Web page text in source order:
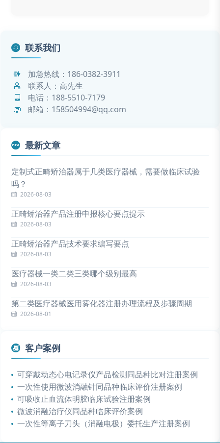
联系我们
加急热线： 186-0382-3911
联系人：高先生
电话： 188-5510-7179
邮箱：158504994@qq.com
最新文章
定制式正畸矫治器属于几类医疗器械，需要做临床试验
吗？
2026-08-03
正畸矫治器产品注册申报核心要点提示
2026-08-03
正畸矫治器产品技术要求编写要点
2026-08-03
医疗器械一类二类三类哪个级别最高
2026-08-03
第二类医疗器械医用雾化器注册办理流程及步骤周期
2026-08-01
客户案例
可穿戴动态心电记录仪产品检测同品种比对注册案例
一次性使用微波消融针同品种临床评价注册案例
可吸收止血流体明胶临床试验注册案例
微波消融治疗仪同品种临床评价案例
一次性等离子刀头（消融电极）委托生产注册案例